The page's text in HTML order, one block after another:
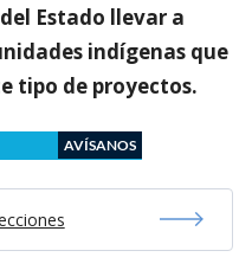
Estado llevar a
indígenas que
tipo de proyectos.
AVÍSANOS